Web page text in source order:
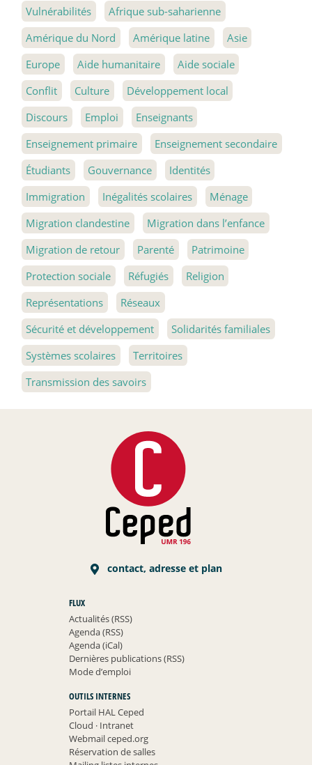
Vulnérabilités
Afrique sub-saharienne
Amérique du Nord
Amérique latine
Asie
Europe
Aide humanitaire
Aide sociale
Conflit
Culture
Développement local
Discours
Emploi
Enseignants
Enseignement primaire
Enseignement secondaire
Étudiants
Gouvernance
Identités
Immigration
Inégalités scolaires
Ménage
Migration clandestine
Migration dans l’enfance
Migration de retour
Parenté
Patrimoine
Protection sociale
Réfugiés
Religion
Représentations
Réseaux
Sécurité et développement
Solidarités familiales
Systèmes scolaires
Territoires
Transmission des savoirs
contact, adresse et plan
FLUX
Actualités (RSS)
Agenda (RSS)
Agenda (iCal)
Dernières publications (RSS)
Mode d’emploi
OUTILS INTERNES
Portail HAL Ceped
Cloud ·Intranet
Webmail ceped.org
Réservation de salles